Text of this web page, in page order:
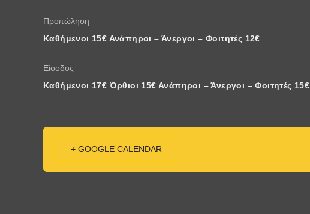
Προπώληση
Καθήμενοι 15€ Ανάπηροι – Άνεργοι – Φοιτητές 12€
Είσοδος
Καθήμενοι 17€ Όρθιοι 15€ Ανάπηροι – Άνεργοι – Φοιτητές 15€
+ GOOGLE CALENDAR